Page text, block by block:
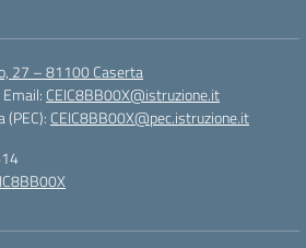
27 – 81100 Caserta
Email: CEIC8BB00X@istruzione.it
CEIC8BB00X@pec.istruzione.it